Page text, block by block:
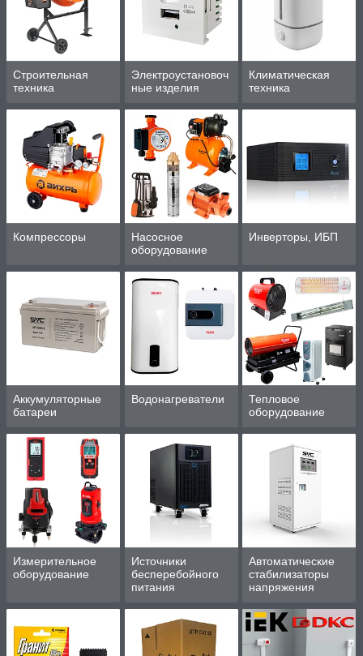
Строительная
техника
Электроустановоч
ные изделия
Климатическая
техника
Компрессоры
Насосное
оборудование
Инверторы, ИБП
Аккумуляторные
батареи
Водонагреватели
Тепловое
оборудование
Измерительное
оборудование
Источники
бесперебойного
питания
Автоматические
стабилизаторы
напряжения